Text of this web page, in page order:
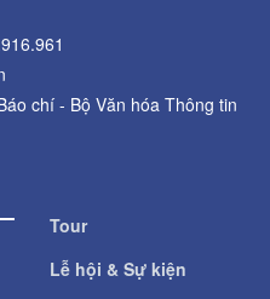
chí - Bộ Văn hóa Thông tin
Tour
Lễ hội & Sự kiện